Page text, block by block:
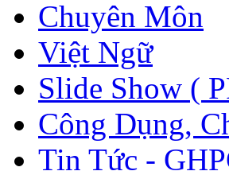
Chuyên Môn
Việt Ngữ
Slide Show (
Công Dụng,
Tin Tức -